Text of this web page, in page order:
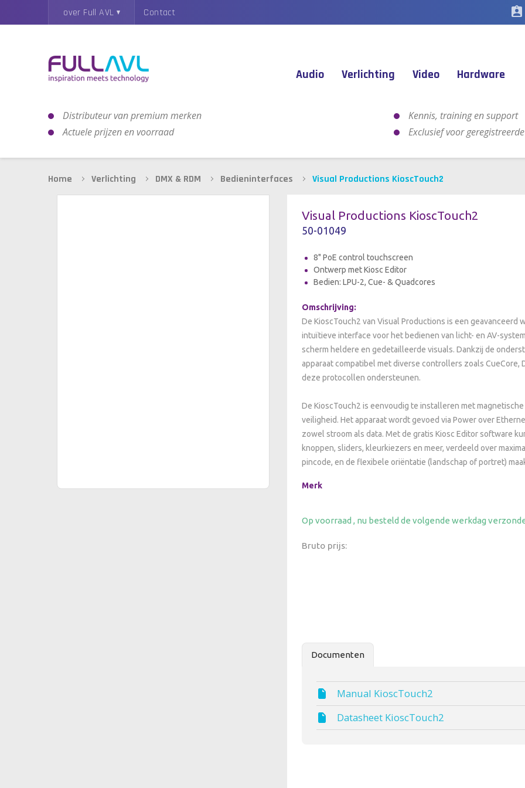
Contact
over Full AVL assignment_ind
Audio Verlichting Video Hardware
Distributeur van premium merken
Kennis, training en support
Actuele prijzen en voorraad
Exclusief voor
Home Verlichting DMX & RDM Bedieninterfaces Visual Productions KioscTouch2
Visual Productions KioscTouch2
50-01049
8" PoE control touchscreen
Ontwerp met Kiosc Editor
Bedien: LPU-2, Cue- & Quadcores
Omschrijving:
De KioscTouch2 van Visual Productions is een
intuïtieve interface voor het bedienen van licht- en AV-
scherm heldere en gedetailleerde visuals. Dankzij de
apparaat compatibel met diverse controllers zoals CueCore,
deze protocollen ondersteunen.
De KioscTouch2 is eenvoudig te installeren met
veiligheid. Het apparaat wordt gevoed via Power over
zowel stroom als data. Met de gratis Kiosc Editor software
knoppen, sliders, kleurkiezers en meer, verdeeld over
pincode, en de flexibele oriëntatie (landschap of portret)
Merk
Op voorraad , nu besteld de volgende werkdag
Bruto prijs:
Documenten
Manual KioscTouch2
Datasheet KioscTouch2